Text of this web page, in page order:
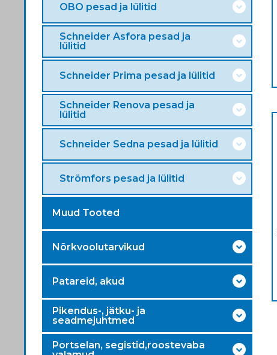
OBO pesad ja lülitid
Schneider Asfora pesad ja
lülitid
Schneider Prima pesad ja lülitid
Schneider Renova pesad ja
lülitid
Schneider Sedna pesad ja lülitid
Strömfors pesad ja lülitid
Muud Tooted
Nõrkvoolutarvikud
Patareid, akud
Pikendus-, jätku- ja
seadmejuhtmed
Portselan, segistid,roostevaba